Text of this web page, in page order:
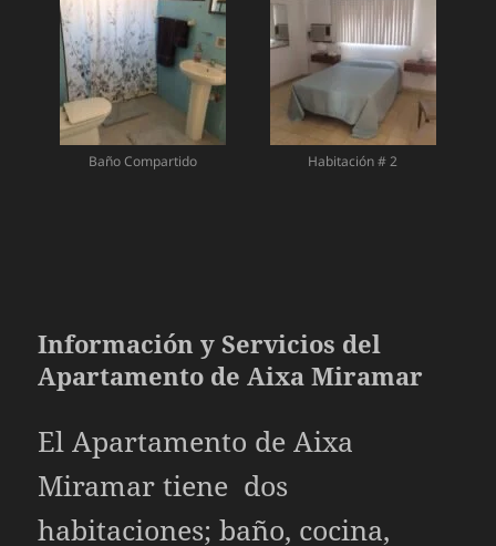
Baño Compartido Habitación # 2
Información y Servicios del
Apartamento de Aixa Miramar
El Apartamento de Aixa
Miramar tiene dos
habitaciones; baño, cocina,